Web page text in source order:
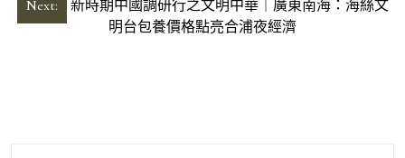
導Next:
新時期中國調研行之文明中華｜廣東南海：海絲文
明台包養價格點亮合浦夜經濟